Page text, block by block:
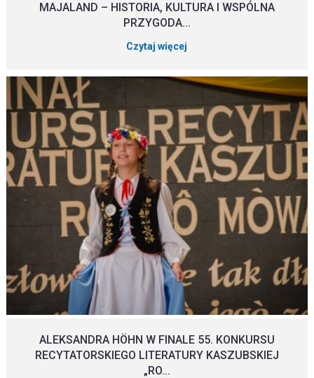
MAJALAND – HISTORIA, KULTURA I WSPÓLNA
PRZYGODA...
Czytaj więcej
ALEKSANDRA HÖHN W FINALE 55. KONKURSU
RECYTATORSKIEGO LITERATURY KASZUBSKIEJ
„RO...